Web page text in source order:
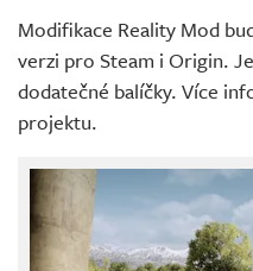
Modifikace Reality Mod
verzi pro Steam i Origin.
dodatečné balíčky. Více
projektu.